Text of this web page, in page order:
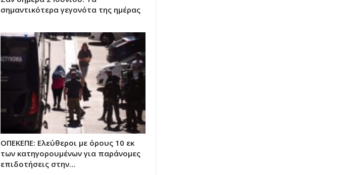
σημαντικότερα γεγονότα της ημέρας
ΟΠΕΚΕΠΕ: Ελεύθεροι με όρους 10 εκ
των κατηγορουμένων για παράνομες
επιδοτήσεις στην…